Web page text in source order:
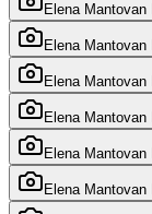
Elena Mantovan
Elena Mantovan
Elena Mantovan
Elena Mantovan
Elena Mantovan
Elena Mantovan